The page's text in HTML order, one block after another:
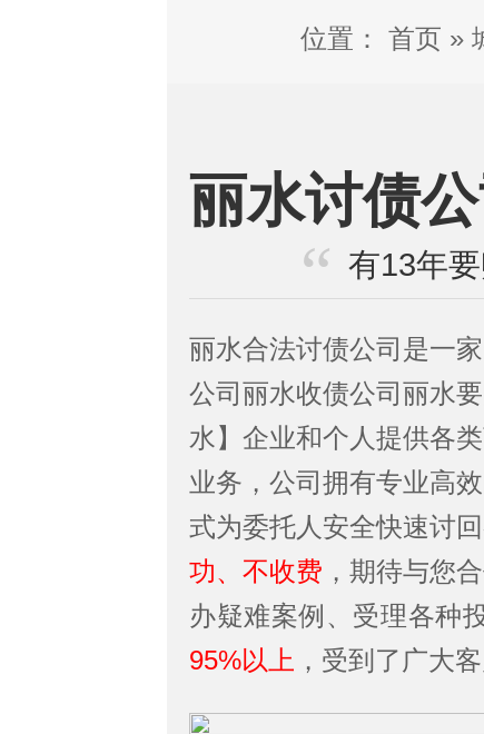
位置： 首页 »
丽水讨债
有13年
丽水合法讨债公司是一
公司丽水收债公司丽水
水】企业和个人提供各
业务，公司拥有专业高
式为委托人安全快速讨
功、不收费 ，期待与您
办疑难案例、受理各种
95%以上 ，受到了广大